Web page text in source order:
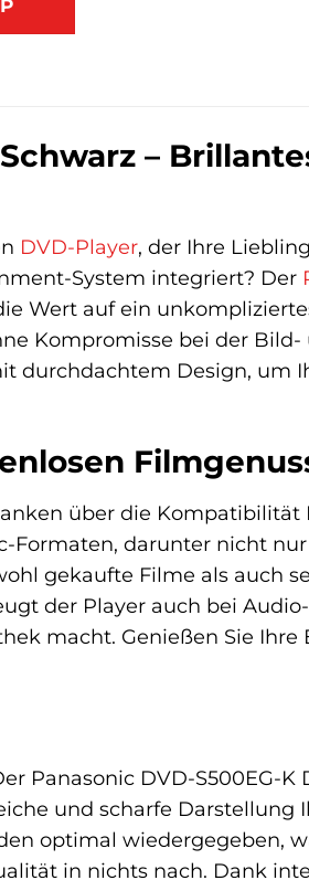
–
DVD-Player, der Ihre
System integriert? Der
Wert auf ein
Kompromisse bei der Bild-
durchdachtem Design, um
über die Kompatibilität
darunter nicht
gekaufte Filme als auch
der Player auch bei
macht. Genießen Sie Ihre
Panasonic DVD-S500EG-K
und scharfe Darstellung
optimal wiedergegeben,
in nichts nach. Dank